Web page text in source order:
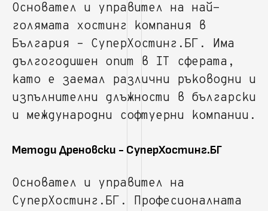
Основател и управител на най-
голямата хостинг компания в
България – СуперХостинг.БГ. Има
дългогодишен опит в IT сферата,
като е заемал различни ръководни и
изпълнителни длъжности в български
и международни софтуерни компании.
Методи Дреновски - СуперХостинг.БГ
Основател и управител на
СуперХостинг.БГ. Професионалната